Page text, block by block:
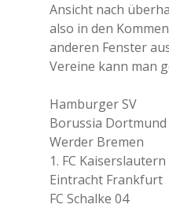
Ansicht nach
also in den
anderen Fenster
Vereine kann man
Hamburger SV
Borussia Dortmund
Werder Bremen
1. FC Kaiserslautern
Eintracht Frankfurt
FC Schalke 04